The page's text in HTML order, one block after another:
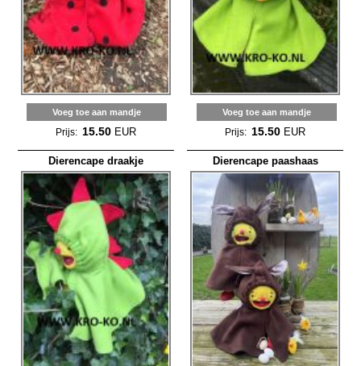
Voeg toe aan mandje
Prijs: 15.50 EUR
Voeg toe aan mandje
Prijs: 15.50 EUR
Dierencape draakje Dierencape paashaas